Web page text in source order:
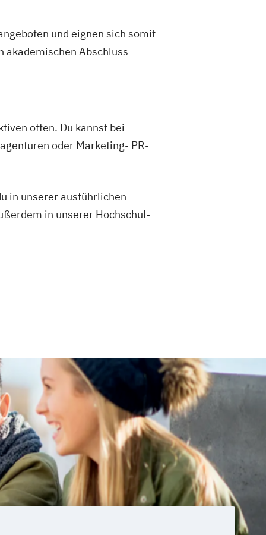
und eignen sich somit
akademischen Abschluss
offen. Du kannst bei
oder Marketing- PR-
in unserer ausführlichen
in unserer Hochschul-